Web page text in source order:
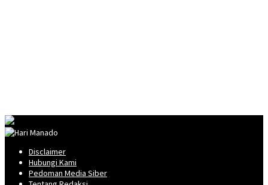
Disclaimer
Hubungi Kami
Pedoman Media Siber